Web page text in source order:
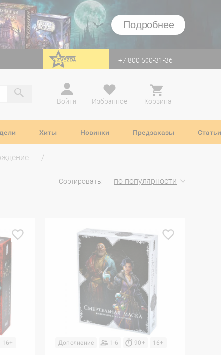
Подробнее
перейти на Zvezda +7 800 500-31-36
Войти Избранное Корзина
Хиты Новинки Предзаказы Статьи
Сортировать: по популярности
16+ Дополнение 1-6 90+ 16+